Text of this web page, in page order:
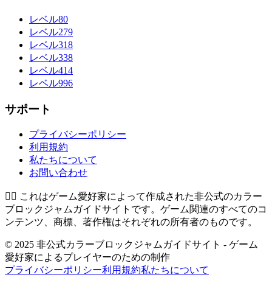
レベル80
レベル279
レベル318
レベル338
レベル414
レベル996
サポート
プライバシーポリシー
利用規約
私たちについて
お問い合わせ
👉🏻 これはゲーム愛好家によって作成された非公式のカラー
ブロックジャムガイドサイトです。ゲーム関連のすべてのコ
ンテンツ、商標、著作権はそれぞれの所有者のものです。
© 2025 非公式カラーブロックジャムガイドサイト - ゲーム
愛好家によるプレイヤーのための制作
プライバシーポリシー利用規約私たちについて